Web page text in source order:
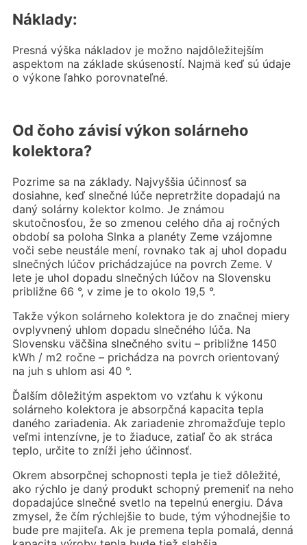
Náklady:
Presná výška nákladov je možno najdôležitejším
aspektom na základe skúseností. Najmä keď sú údaje
o výkone ľahko porovnateľné.
Od čoho závisí výkon solárneho
kolektora?
Pozrime sa na základy. Najvyššia účinnosť sa
dosiahne, keď slnečné lúče nepretržite dopadajú na
daný solárny kolektor kolmo. Je známou
skutočnosťou, že so zmenou celého dňa aj ročných
období sa poloha Slnka a planéty Zeme vzájomne
voči sebe neustále mení, rovnako tak aj uhol dopadu
slnečných lúčov prichádzajúce na povrch Zeme. V
lete je uhol dopadu slnečných lúčov na Slovensku
približne 66 °, v zime je to okolo 19,5 °.
Takže výkon solárneho kolektora je do značnej miery
ovplyvnený uhlom dopadu slnečného lúča. Na
Slovensku väčšina slnečného svitu – približne 1450
kWh / m2 ročne – prichádza na povrch orientovaný
na juh s uhlom asi 40 °.
Ďalším dôležitým aspektom vo vzťahu k výkonu
solárneho kolektora je absorpčná kapacita tepla
daného zariadenia. Ak zariadenie zhromažďuje teplo
veľmi intenzívne, je to žiaduce, zatiaľ čo ak stráca
teplo, určite to zníži jeho účinnosť.
Okrem absorpčnej schopnosti tepla je tiež dôležité,
ako rýchlo je daný produkt schopný premeniť na neho
dopadajúce slnečné svetlo na tepelnú energiu. Dáva
zmysel, že čím rýchlejšie to bude, tým výhodnejšie to
bude pre majiteľa. Ak je premena tepla pomalá, denná